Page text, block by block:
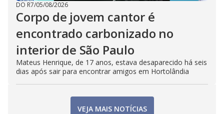
DO R7/05/08/2026
Corpo de jovem cantor é
encontrado carbonizado no
interior de São Paulo
Mateus Henrique, de 17 anos, estava desaparecido há seis
dias após sair para encontrar amigos em Hortolândia
VEJA MAIS NOTÍCIAS